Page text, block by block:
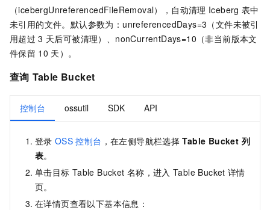
（icebergUnreferencedFileRemoval），自动清理 Iceberg 表中
未引用的文件。默认参数为：unreferencedDays=3（文件未被引
用超过 3 天后可被清理）、nonCurrentDays=10（非当前版本文
件保留 10 天）。
查询 Table Bucket
控制台 ossutil SDK API
登录 OSS 控制台 ，在左侧导航栏选择 Table Bucket 列
表。
单击目标 Table Bucket 名称，进入 Table Bucket 详情
页。
在详情页查看以下基本信息：